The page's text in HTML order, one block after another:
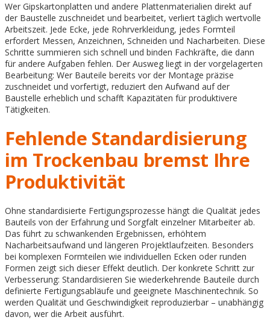
Wer Gipskartonplatten und andere Plattenmaterialien direkt auf
der Baustelle zuschneidet und bearbeitet, verliert täglich wertvolle
Arbeitszeit. Jede Ecke, jede Rohrverkleidung, jedes Formteil
erfordert Messen, Anzeichnen, Schneiden und Nacharbeiten. Diese
Schritte summieren sich schnell und binden Fachkräfte, die dann
für andere Aufgaben fehlen. Der Ausweg liegt in der vorgelagerten
Bearbeitung: Wer Bauteile bereits vor der Montage präzise
zuschneidet und vorfertigt, reduziert den Aufwand auf der
Baustelle erheblich und schafft Kapazitäten für produktivere
Tätigkeiten.
Fehlende Standardisierung
im Trockenbau bremst Ihre
Produktivität
Ohne standardisierte Fertigungsprozesse hängt die Qualität jedes
Bauteils von der Erfahrung und Sorgfalt einzelner Mitarbeiter ab.
Das führt zu schwankenden Ergebnissen, erhöhtem
Nacharbeitsaufwand und längeren Projektlaufzeiten. Besonders
bei komplexen Formteilen wie individuellen Ecken oder runden
Formen zeigt sich dieser Effekt deutlich. Der konkrete Schritt zur
Verbesserung: Standardisieren Sie wiederkehrende Bauteile durch
definierte Fertigungsabläufe und geeignete Maschinentechnik. So
werden Qualität und Geschwindigkeit reproduzierbar – unabhängig
davon, wer die Arbeit ausführt.